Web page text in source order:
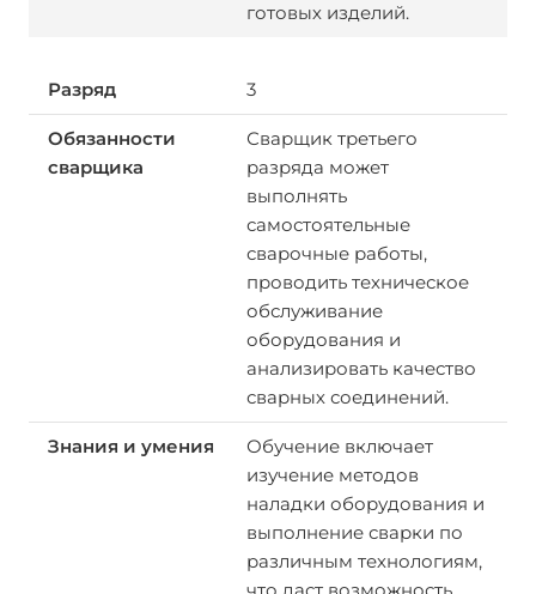
готовых изделий.
3
Сварщик третьего
разряда может
выполнять
самостоятельные
сварочные работы,
проводить техническое
обслуживание
оборудования и
анализировать качество
сварных соединений.
Обучение включает
изучение методов
наладки оборудования и
выполнение сварки по
различным технологиям,